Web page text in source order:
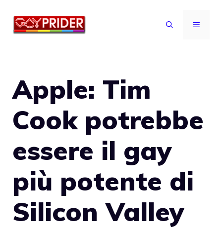
MENU
Apple: Tim
Cook potrebbe
essere il gay
più potente di
Silicon Valley